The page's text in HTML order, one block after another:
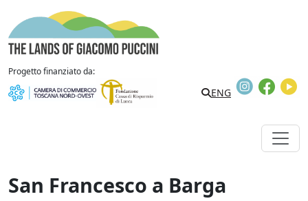
Vai al contenuto
Progetto finanziato da:
Search
ENG
Instagram
San Francesco a Barga